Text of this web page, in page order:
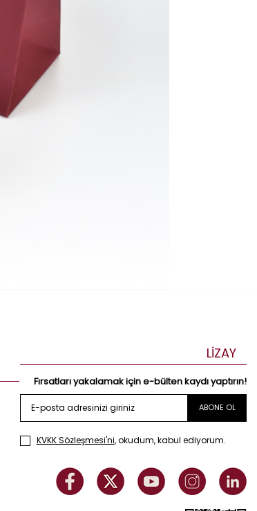
LİZAY
Fırsatları yakalamak için e-bülten kaydı yaptırın!
ABONE OL
KVKK Sözleşmesi'ni, okudum, kabul ediyorum.